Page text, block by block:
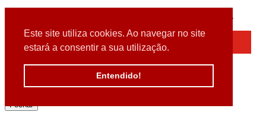
Este site utiliza cookies. Ao navegar no site
estará a consentir a sua utilização.
Entendido!
Detectamos que está a usar um browser desatualizado
Por favor, atualize o seu browser
para garantir uma melhor experiência.
Fechar